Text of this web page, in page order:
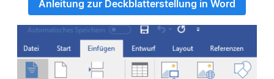
Anleitung zur Deckblatterstellung in Word